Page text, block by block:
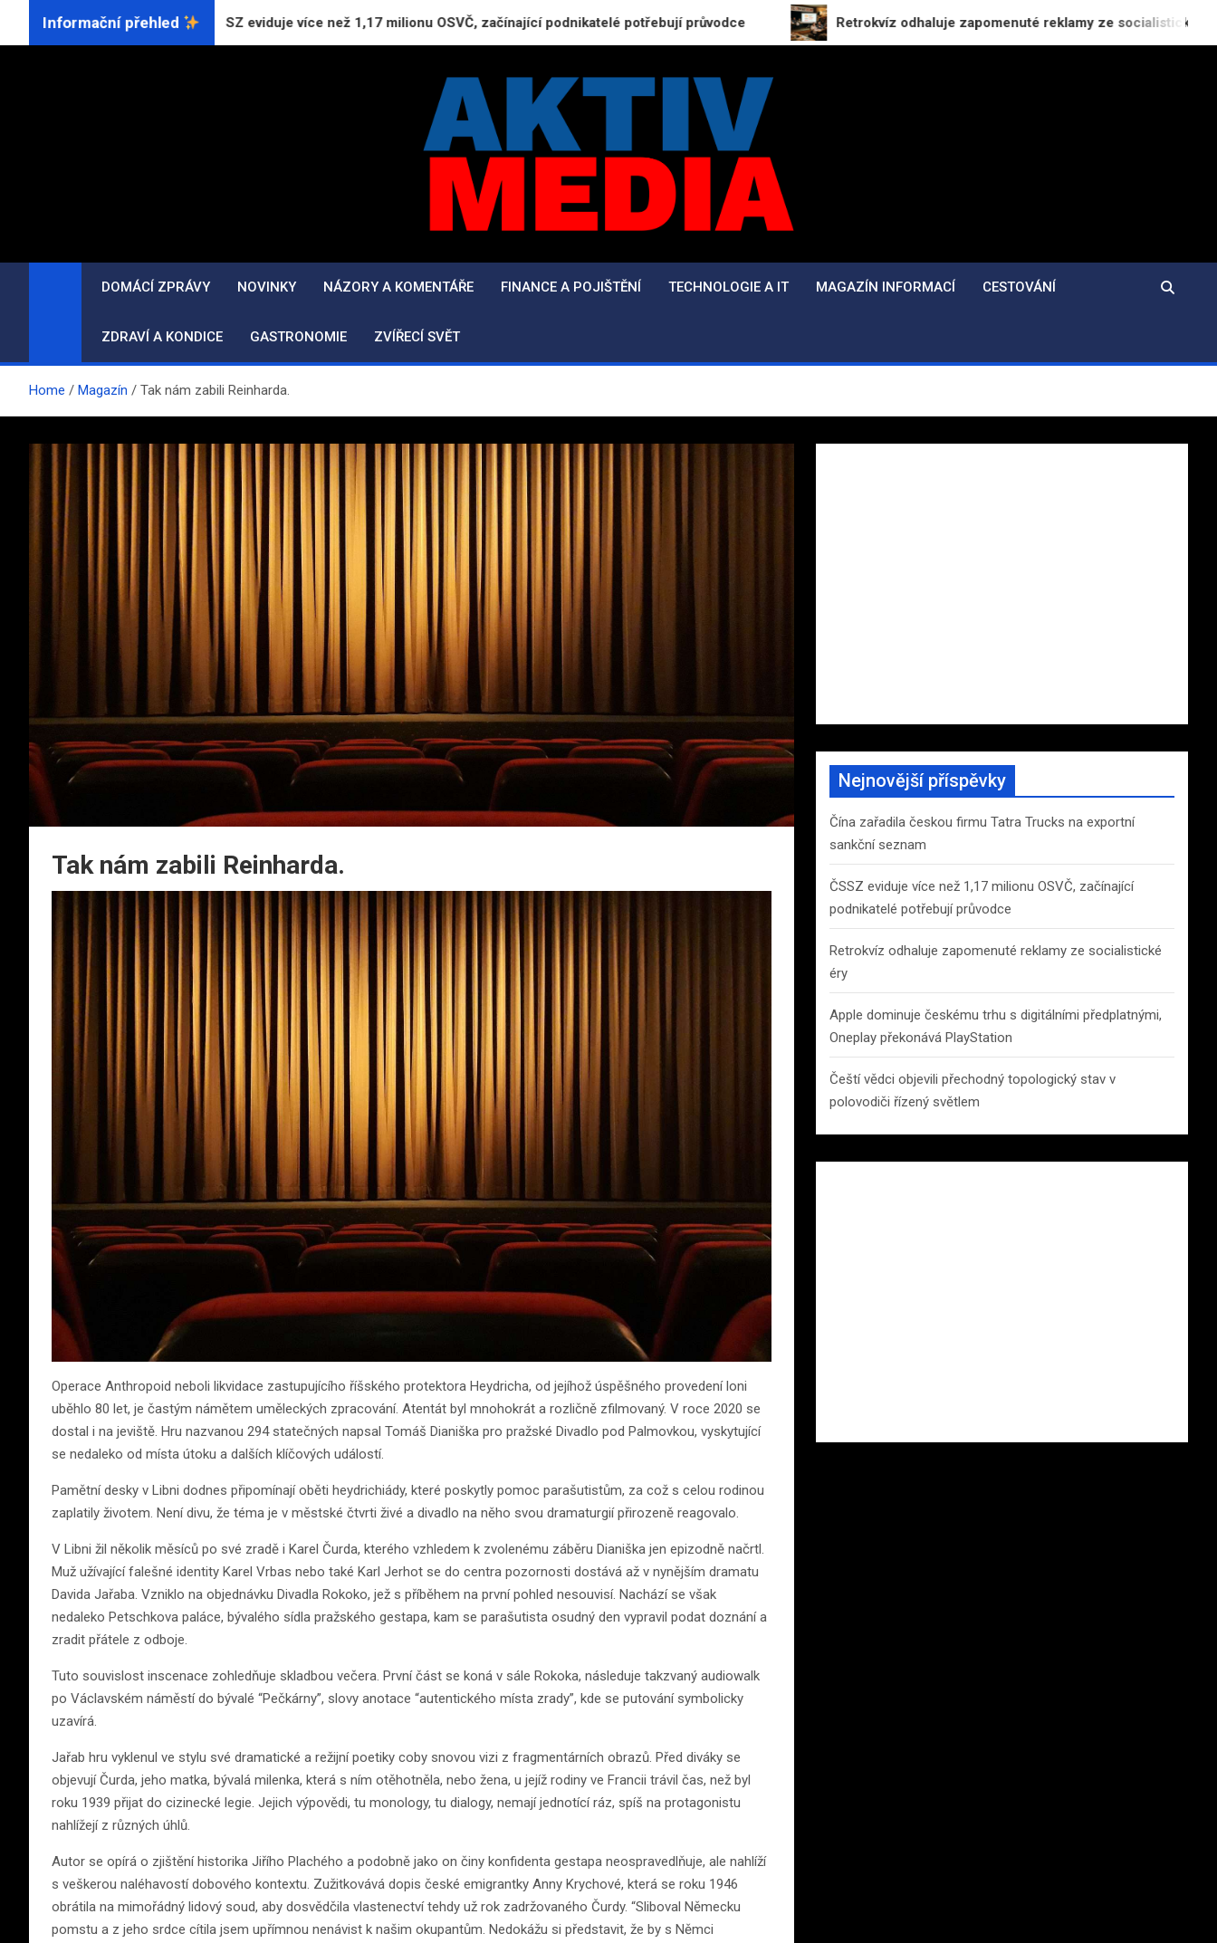
Informační přehledČSSZ eviduje více než 1,17 milionu OSVČ, začínající podnikatelé potřebují průvodce Retrokvíz odhaluje zapomenuté reklamy ze socialistické éry
AktivMedia.cz
DOMÁCÍ ZPRÁVY NOVINKY NÁZORY A KOMENTÁŘE FINANCE A POJIŠTĚNÍ TECHNOLOGIE A IT MAGAZÍN INFORMACÍ CESTOVÁNÍ
ZDRAVÍ A KONDICE GASTRONOMIE ZVÍŘECÍ SVĚT
Home Magazín Tak nám zabili Reinharda.
Tak nám zabili Reinharda.
Operace Anthropoid neboli likvidace zastupujícího říšského protektora Heydricha, od jejíhož úspěšného provedení loni
uběhlo 80 let, je častým námětem uměleckých zpracování. Atentát byl mnohokrát a rozličně zfilmovaný. V roce 2020 se
dostal i na jeviště. Hru nazvanou 294 statečných napsal Tomáš Dianiška pro pražské Divadlo pod Palmovkou, vyskytující
se nedaleko od místa útoku a dalších klíčových událostí.
Pamětní desky v Libni dodnes připomínají oběti heydrichiády, které poskytly pomoc parašutistům, za což s celou rodinou
zaplatily životem. Není divu, že téma je v městské čtvrti živé a divadlo na něho svou dramaturgií přirozeně reagovalo.
V Libni žil několik měsíců po své zradě i Karel Čurda, kterého vzhledem k zvolenému záběru Dianiška jen epizodně načrtl.
Muž užívající falešné identity Karel Vrbas nebo také Karl Jerhot se do centra pozornosti dostává až v nynějším dramatu
Davida Jařaba. Vzniklo na objednávku Divadla Rokoko, jež s příběhem na první pohled nesouvisí. Nachází se však
nedaleko Petschkova paláce, bývalého sídla pražského gestapa, kam se parašutista osudný den vypravil podat doznání a
zradit přátele z odboje.
Tuto souvislost inscenace zohledňuje skladbou večera. První část se koná v sále Rokoka, následuje takzvaný audiowalk
po Václavském náměstí do bývalé “Pečkárny”, slovy anotace “autentického místa zrady”, kde se putování symbolicky
uzavírá.
Jařab hru vyklenul ve stylu své dramatické a režijní poetiky coby snovou vizi z fragmentárních obrazů. Před diváky se
objevují Čurda, jeho matka, bývalá milenka, která s ním otěhotněla, nebo žena, u jejíž rodiny ve Francii trávil čas, než byl
roku 1939 přijat do cizinecké legie. Jejich výpovědi, tu monology, tu dialogy, nemají jednotící ráz, spíš na protagonistu
nahlížejí z různých úhlů.
Autor se opírá o zjištění historika Jiřího Plachého a podobně jako on činy konfidenta gestapa neospravedlňuje, ale nahlíží
s veškerou naléhavostí dobového kontextu. Zužitkovává dopis české emigrantky Anny Krychové, která se roku 1946
obrátila na mimořádný lidový soud, aby dosvědčila vlastenectví tehdy už rok zadržovaného Čurdy. “Sliboval Německu
pomstu a z jeho srdce cítila jsem upřímnou nenávist k našim okupantům. Nedokážu si představit, že by s Němci
Nejnovější příspěvky
Čína zařadila českou firmu Tatra Trucks na exportní
sankční seznam
ČSSZ eviduje více než 1,17 milionu OSVČ, začínající
podnikatelé potřebují průvodce
Retrokvíz odhaluje zapomenuté reklamy ze socialistické
éry
Apple dominuje českému trhu s digitálními předplatnými,
Oneplay překonává PlayStation
Čeští vědci objevili přechodný topologický stav v
polovodiči řízený světlem